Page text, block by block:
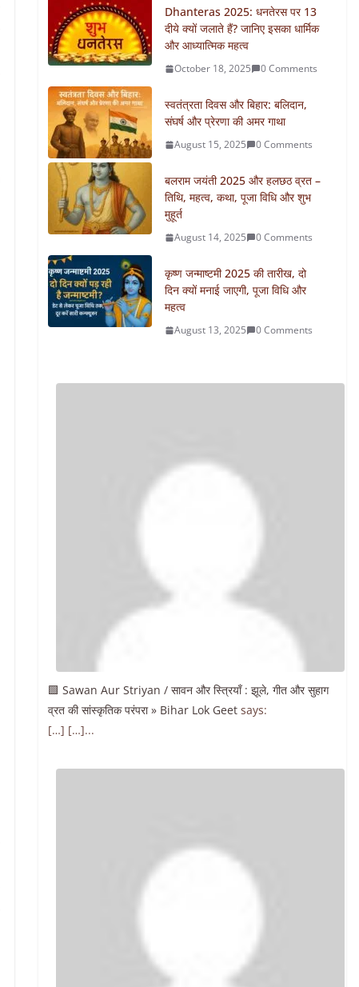
Dhanteras 2025: धनतेरस पर 13
दीये क्यों जलाते हैं? जानिए इसका धार्मिक
और आध्यात्मिक महत्व
October 18, 2025 0 Comments
स्वतंत्रता दिवस और बिहार: बलिदान,
संघर्ष और प्रेरणा की अमर गाथा
August 15, 2025 0 Comments
बलराम जयंती 2025 और हलछठ व्रत –
तिथि, महत्व, कथा, पूजा विधि और शुभ
मुहूर्त
August 14, 2025 0 Comments
कृष्ण जन्माष्टमी 2025 की तारीख, दो
दिन क्यों मनाई जाएगी, पूजा विधि और
महत्व
August 13, 2025 0 Comments
🟩 Sawan Aur Striyan / सावन और स्त्रियाँ : झूले, गीत और सुहाग
व्रत की सांस्कृतिक परंपरा » Bihar Lok Geet says:
[…] […]...